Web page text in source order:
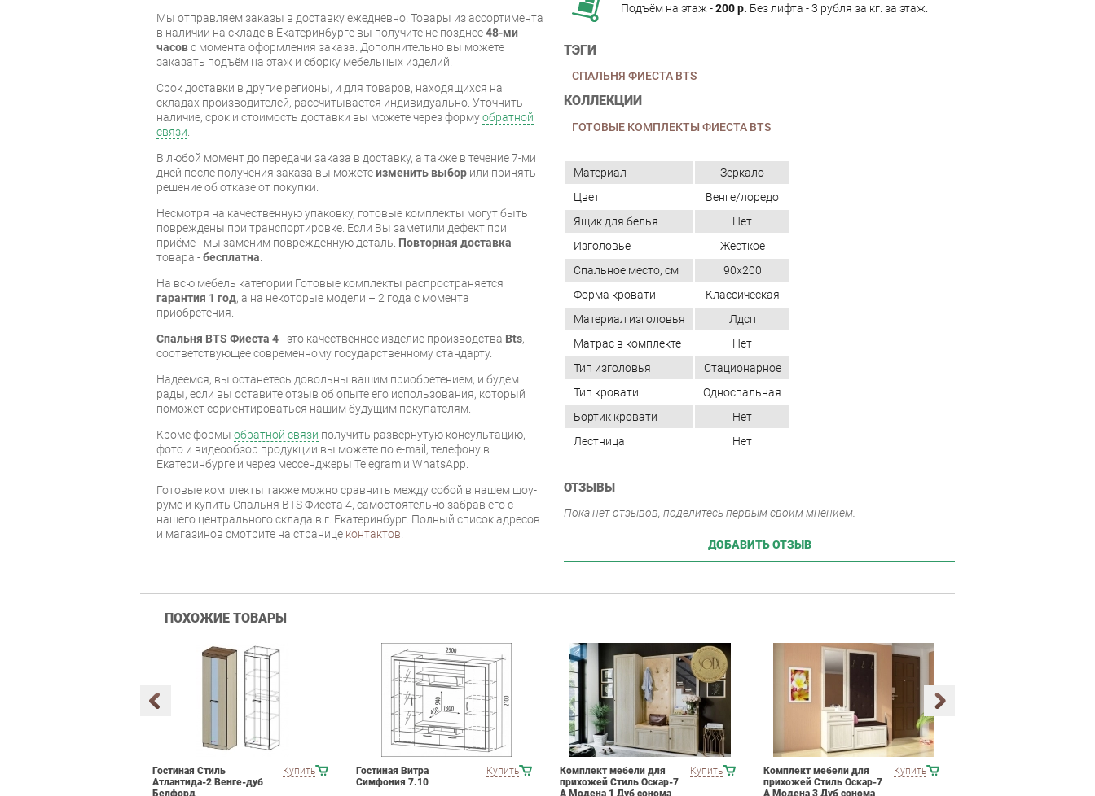
Подъём на этаж -200 р. Без лифта - 3 рубля за кг. за этаж.
ТЭГИ
СПАЛЬНЯ ФИЕСТА BTS
КОЛЛЕКЦИИ
ГОТОВЫЕ КОМПЛЕКТЫ ФИЕСТА BTS
Мы отправляем заказы в доставку ежедневно. Товары из ассортимента
в наличии на складе в Екатеринбурге вы получите не позднее48-ми
часовс момента оформления заказа. Дополнительно вы можете
заказать подъём на этаж и сборку мебельных изделий.
Срок доставки в другие регионы, и для товаров, находящихся на
складах производителей, рассчитывается индивидуально. Уточнить
наличие, срок и стоимость доставки вы можете через формуобратной
связи.
В любой момент до передачи заказа в доставку, а также в течение 7-ми
дней после получения заказа вы можетеизменить выбор или принять
решение об отказе от покупки.
Несмотря на качественную упаковку, готовые комплекты могут быть
повреждены при транспортировке. Если Вы заметили дефект при
приёме - мы заменим поврежденную деталь. Повторная доставка
товара -бесплатна.
На всю мебель категории Готовые комплекты распространяется
гарантия 1 год, а на некоторые модели – 2 года с момента
приобретения.
Спальня BTS Фиеста 4- это качественное изделие производства Bts,
соответствующее современному государственному стандарту.
Надеемся, вы останетесь довольны вашим приобретением, и будем
рады, если вы оставите отзыв об опыте его использования, который
поможет сориентироваться нашим будущим покупателям.
Кроме формы обратной связи получить развёрнутую консультацию,
фото и видеообзор продукции вы можете по e-mail, телефону в
Екатеринбурге и через мессенджеры Telegram и WhatsApp.
Готовые комплекты также можно сравнить между собой в нашем шоу-
руме и купить Спальня BTS Фиеста 4, самостоятельно забрав его с
нашего центрального склада в г. Екатеринбург. Полный список адресов
и магазинов смотрите на странице контактов.
Материал
Зеркало
Цвет
Венге/лоредо
Ящик для белья
Нет
Изголовье
Жесткое
Спальное место, см
90x200
Форма кровати
Классическая
Материал изголовья
Лдсп
Матрас в комплекте
Нет
Тип изголовья
Стационарное
Тип кровати
Односпальная
Бортик кровати
Нет
Лестница
Нет
ОТЗЫВЫ
Пока нет отзывов, поделитесь первым своим мнением.
ДОБАВИТЬ ОТЗЫВ
ПОХОЖИЕ ТОВАРЫ
Купить
Гостиная Стиль
Атлантида-2 Венге-дуб
Белфорд
Купить
Гостиная Витра
Симфония 7.10
Купить
Комплект мебели для
прихожей Стиль Оскар-7
А Модена 1 Дуб сонома
Купить
Комплект мебели для
прихожей Стиль Оскар-7
А Модена 3 Дуб сонома